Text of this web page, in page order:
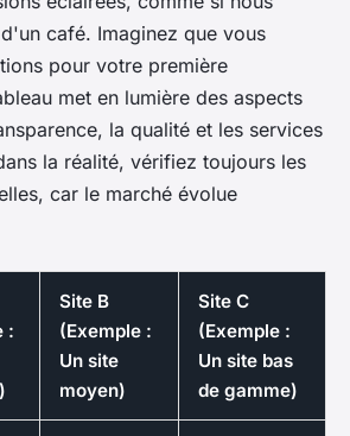
café. Imaginez que vous
pour votre première
met en lumière des aspects
la qualité et les services
la réalité, vérifiez toujours les
car le marché évolue
:
Site B
(Exemple :
Un site
moyen)
Site C
(Exemple :
Un site bas
de gamme)